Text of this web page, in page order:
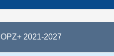
OPZ+ 2021-2027